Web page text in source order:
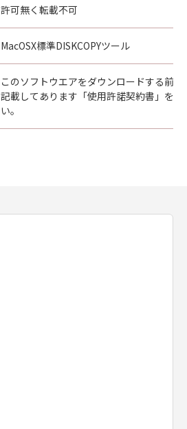
許可無く転載不可
MacOSX標準DISKCOPYツール
このソフトウエアをダウンロードする前
記載してあります「使用許諾契約書」を
い。